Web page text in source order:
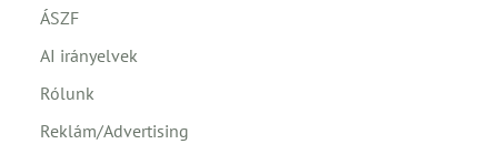
ÁSZF
AI irányelvek
Rólunk
Reklám/Advertising